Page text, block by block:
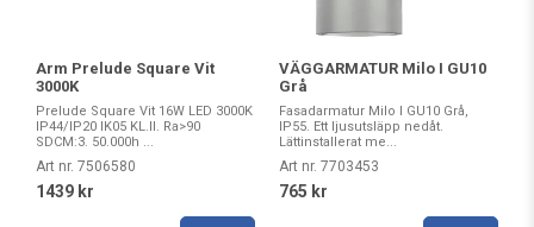
Arm Prelude Square Vit
3000K
Prelude Square Vit 16W LED 3000K
IP44/IP20 IK05 KL.II. Ra>90
SDCM:3. 50.000h ...
Art nr. 7506580
1439 kr
VÄGGARMATUR Milo I GU10
Grå
Fasadarmatur Milo I GU10 Grå,
IP55. Ett ljusutsläpp nedåt.
Lättinstallerat me...
Art nr. 7703453
765 kr